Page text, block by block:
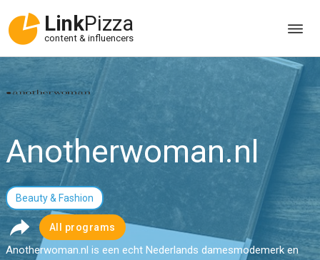
LinkPizza
content & influencers
Anotherwoman.nl
Beauty & Fashion
All programs
Anotherwoman.nl is een echt Nederlands damesmodemerk en